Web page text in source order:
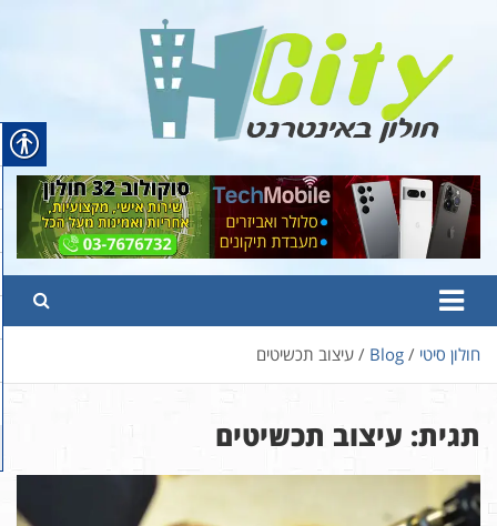
content
Hcity – חולון באינטרנט
פורטל החדשות והמידע של חולון
חולון סיטי Blog עיצוב תכשיטים
תגית: עיצוב תכשיטים